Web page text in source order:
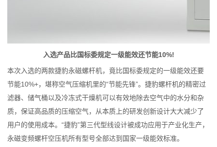
入选产品比国标委规定一级能效还节能10%!
本次入选的两款捷豹永磁螺杆机，竟比国标委规定的一级能效还要
节能10%+，堪称空气压缩机里的“节能先锋”。捷豹螺杆机的精密过
滤器、储气桶以及冷冻式干燥机可以有效地除去空气中的水分和杂
质，保证高品质的压缩空气，从本质上的研发创新设计大大减少了
用户的使用成本。“捷豹”第三代型线设计被成功应用于产业化生产，
永磁变频螺杆空压机所有型号全部达到国家一级能效标准。